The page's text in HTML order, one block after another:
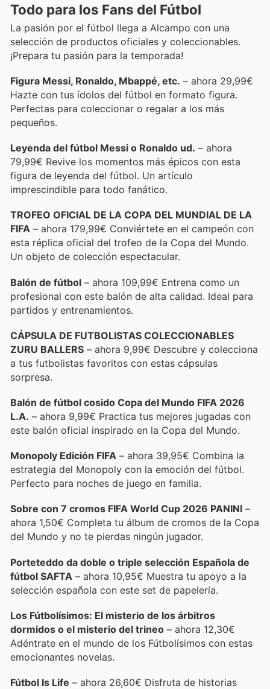
Todo para los Fans del Fútbol
La pasión por el fútbol llega a Alcampo con una
selección de productos oficiales y coleccionables.
¡Prepara tu pasión para la temporada!
Figura Messi, Ronaldo, Mbappé, etc. – ahora 29,99€
Hazte con tus ídolos del fútbol en formato figura.
Perfectas para coleccionar o regalar a los más
pequeños.
Leyenda del fútbol Messi o Ronaldo ud. – ahora
79,99€ Revive los momentos más épicos con esta
figura de leyenda del fútbol. Un artículo
imprescindible para todo fanático.
TROFEO OFICIAL DE LA COPA DEL MUNDIAL DE LA
FIFA – ahora 179,99€ Conviértete en el campeón con
esta réplica oficial del trofeo de la Copa del Mundo.
Un objeto de colección espectacular.
Balón de fútbol – ahora 109,99€ Entrena como un
profesional con este balón de alta calidad. Ideal para
partidos y entrenamientos.
CÁPSULA DE FUTBOLISTAS COLECCIONABLES
ZURU BALLERS – ahora 9,99€ Descubre y colecciona
a tus futbolistas favoritos con estas cápsulas
sorpresa.
Balón de fútbol cosido Copa del Mundo FIFA 2026
L.A. – ahora 9,99€ Practica tus mejores jugadas con
este balón oficial inspirado en la Copa del Mundo.
Monopoly Edición FIFA – ahora 39,95€ Combina la
estrategia del Monopoly con la emoción del fútbol.
Perfecto para noches de juego en familia.
Sobre con 7 cromos FIFA World Cup 2026 PANINI –
ahora 1,50€ Completa tu álbum de cromos de la Copa
del Mundo y no te pierdas ningún jugador.
Porteteddo da doble o triple selección Española de
fútbol SAFTA – ahora 10,95€ Muestra tu apoyo a la
selección española con este set de papelería.
Los Fútbolísimos: El misterio de los árbitros
dormidos o el misterio del trineo – ahora 12,30€
Adéntrate en el mundo de los Fútbolísimos con estas
emocionantes novelas.
Fútbol Is Life – ahora 26,60€ Disfruta de historias